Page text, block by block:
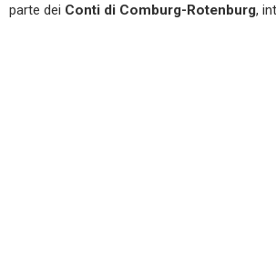
parte dei Conti di Comburg-Rotenburg,